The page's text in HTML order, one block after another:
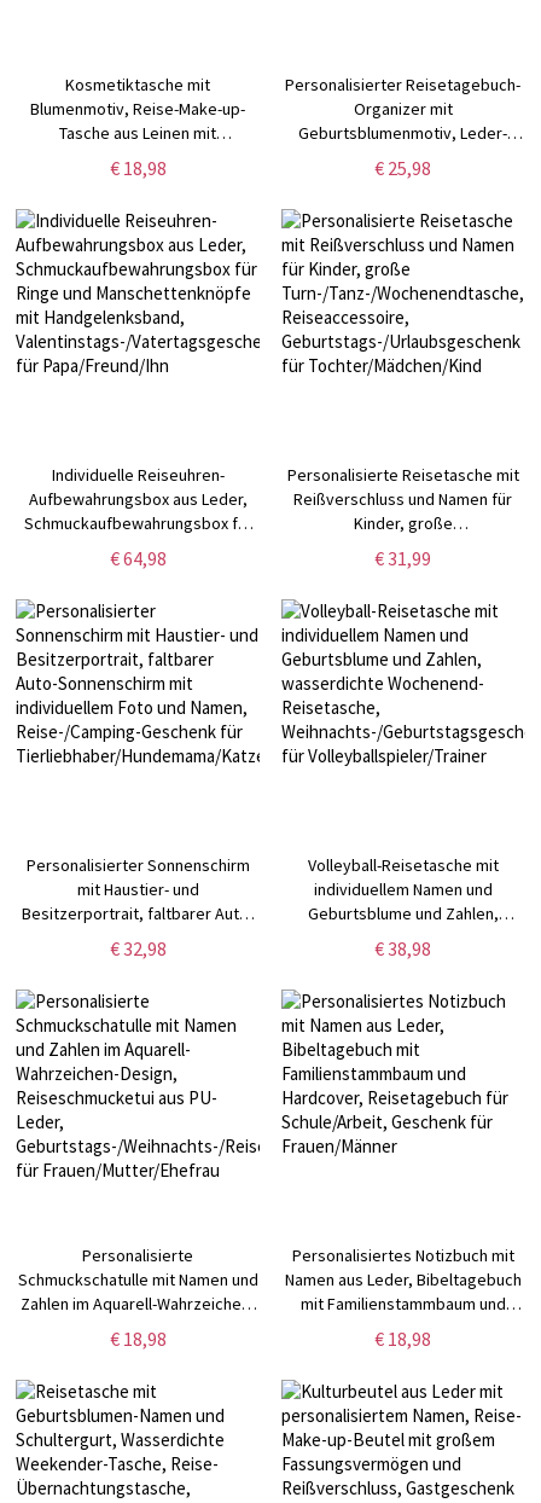
Kosmetiktasche mit
Blumenmotiv, Reise-Make-up-
Tasche aus Leinen mit
Handgelenksband, Salon-
Geschenk, Geschenk für
€ 18,98
Personalisierter Reisetagebuch-
Organizer mit
Geburtsblumenmotiv, Leder-
Notizblock mit Reißverschluss,
Schreibmappe mit Stiftehalter,
Planerhülle, A6-Notizbuchhülle
€ 25,98
Individuelle Reiseuhren-
Aufbewahrungsbox aus Leder,
Schmuckaufbewahrungsbox für
Ringe und Manschettenknöpfe
mit Handgelenksband,
Valentinstags-/Vatertagsgeschenk
für Papa/Freund/Ihn
€ 64,98
Personalisierte Reisetasche mit
Reißverschluss und Namen für
Kinder, große
Turn-/Tanz-/Wochenendtasche,
Reiseaccessoire,
Geburtstags-/Urlaubsgeschenk
für Tochter/Mädchen/Kind
€ 31,99
Personalisierter Sonnenschirm
mit Haustier- und
Besitzerportrait, faltbarer Auto-
Sonnenschirm mit individuellem
Foto und Namen,
Reise-/Camping-Geschenk für
Tierliebhaber/Hundemama/Katzenliebhaber
€ 32,98
Volleyball-Reisetasche mit
individuellem Namen und
Geburtsblume und Zahlen,
wasserdichte Wochenend-
Reisetasche,
Weihnachts-/Geburtstagsgeschenk
für Volleyballspieler/Trainer
€ 38,98
Personalisierte
Schmuckschatulle mit Namen und
Zahlen im Aquarell-Wahrzeichen-
Design, Reiseschmucketui aus
PU-Leder,
Geburtstags-/Weihnachts-/Reisegeschenk
für Frauen/Mutter/Ehefrau
€ 18,98
Personalisiertes Notizbuch mit
Namen aus Leder, Bibeltagebuch
mit Familienstammbaum und
Hardcover, Reisetagebuch für
Schule/Arbeit, Geschenk für
€ 18,98